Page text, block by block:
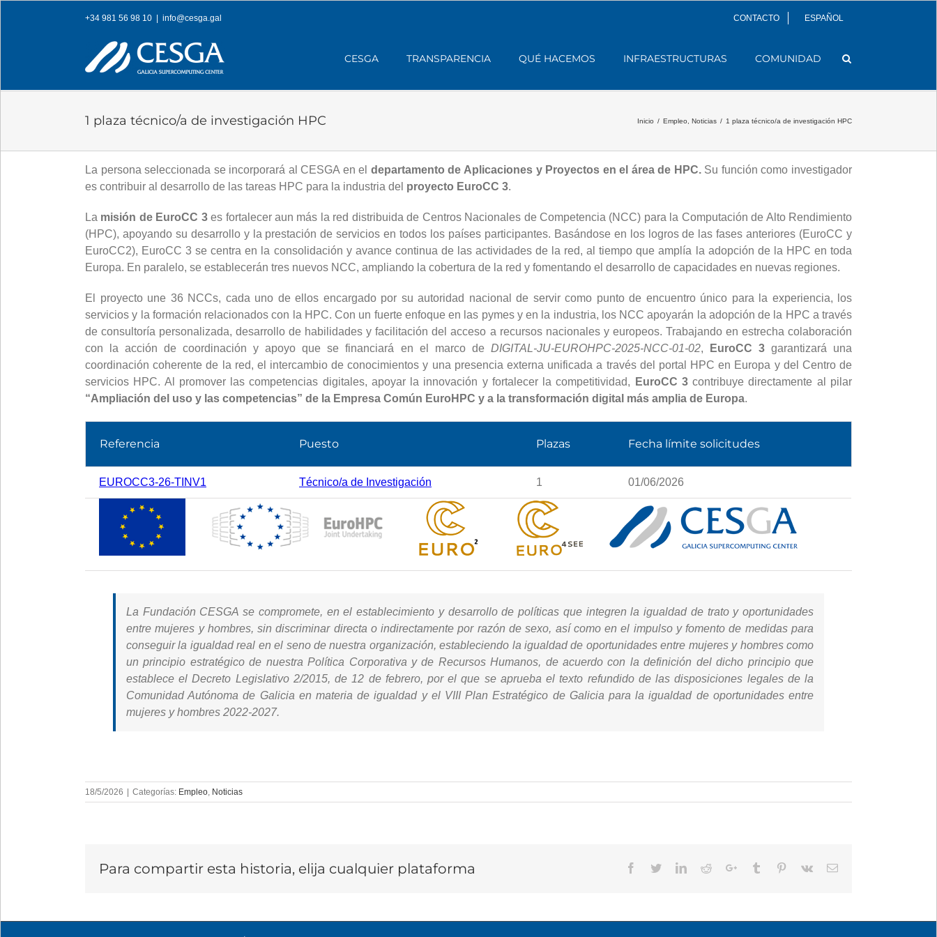
+34 981 56 98 10 info@cesga.gal CONTACTO ESPAÑOL
CESGA TRANSPARENCIA QUÉ HACEMOS INFRAESTRUCTURAS COMUNIDAD
1 plaza técnico/a de investigación HPC Inicio / Empleo Noticias / 1 plaza técnico/a de investigación HPC
La persona seleccionada se incorporará al CESGA en el departamento de Aplicaciones y Proyectos en el área de HPC.Su función como investigador
es contribuir al desarrollo de las tareas HPC para la industria del proyecto EuroCC 3.
La misión de EuroCC 3es fortalecer aun más la red distribuida de Centros Nacionales de Competencia (NCC) para la Computación de Alto Rendimiento
(HPC), apoyando su desarrollo y la prestación de servicios en todos los países participantes. Basándose en los logros de las fases anteriores (EuroCC y
EuroCC2), EuroCC 3 se centra en la consolidación y avance continua de las actividades de la red, al tiempo que amplía la adopción de la HPC en toda
Europa. En paralelo, se establecerán tres nuevos NCC, ampliando la cobertura de la red y fomentando el desarrollo de capacidades en nuevas regiones.
El proyecto une 36 NCCs, cada uno de ellos encargado por su autoridad nacional de servir como punto de encuentro único para la experiencia, los
servicios y la formación relacionados con la HPC. Con un fuerte enfoque en las pymes y en la industria, los NCC apoyarán la adopción de la HPC a través
de consultoría personalizada, desarrollo de habilidades y facilitación del acceso a recursos nacionales y europeos. Trabajando en estrecha colaboración
con la acción de coordinación y apoyo que se financiará en el marco de DIGITAL-JU-EUROHPC-2025-NCC-01-02, EuroCC 3garantizará una
coordinación coherente de la red, el intercambio de conocimientos y una presencia externa unificada a través del portal HPC en Europa y del Centro de
servicios HPC. Al promover las competencias digitales, apoyar la innovación y fortalecer la competitividad,
EuroCC 3contribuye directamente al pilar
“Ampliación del uso y las competencias” de la Empresa Común EuroHPC y a la transformación digital más amplia de Europa.
Referencia Puesto Plazas Fecha límite solicitudes
EUROCC3-26-TINV1 Técnico/a de Investigación 1 01/06/2026
La Fundación CESGA se compromete, en el establecimiento y desarrollo de políticas que integren la igualdad de trato y oportunidades
entre mujeres y hombres, sin discriminar directa o indirectamente por razón de sexo, así como en el impulso y fomento de medidas para
conseguir la igualdad real en el seno de nuestra organización, estableciendo la igualdad de oportunidades entre mujeres y hombres como
un principio estratégico de nuestra Política Corporativa y de Recursos Humanos, de acuerdo con la definición del dicho principio que
establece el Decreto Legislativo 2/2015, de 12 de febrero, por el que se aprueba el texto refundido de las disposiciones legales de la
Comunidad Autónoma de Galicia en materia de igualdad y el VIII Plan Estratégico de Galicia para la igualdad de oportunidades entre
mujeres y hombres 2022-2027.
18/5/2026 Categorías: Empleo, Noticias
Para compartir esta historia, elija cualquier plataforma Facebook
TwitterLinkedIn
RedditGoogle+Tumblr Pinterest
Vk Email